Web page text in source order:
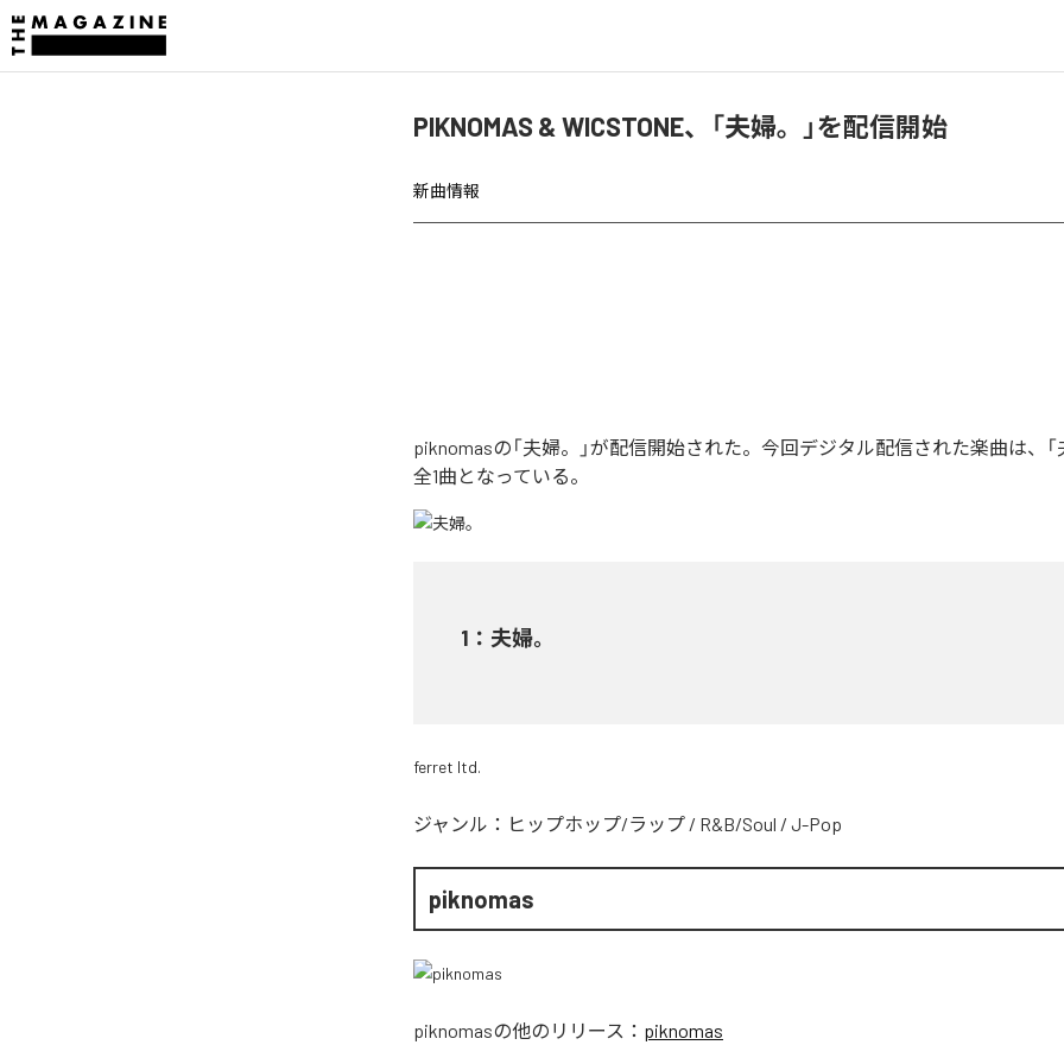
PIKNOMAS & WICSTONE、「夫婦。」を配信開始
新曲情報
piknomasの「夫婦。」が配信開始された。今回デジタル配信された楽曲は、「
全1曲となっている。
1 ： 夫婦。
ferret ltd.
ジャンル： ヒップホップ/ラップ / R&B/Soul / J-Pop
piknomas
piknomasの他のリリース： piknomas